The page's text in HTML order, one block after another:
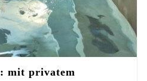
: mit privatem